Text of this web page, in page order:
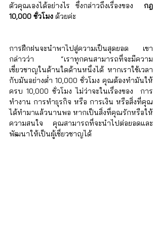
ตัวคุณเองได้อย่างไร ซึ่งกล่าวถึงเรื่องของ กฎ
10,000 ชั่วโมง ด้วยค่ะ
การฝึกฝนจะนำพาไปสู่ความเป็นสุดยอด เขา
กล่าวว่า “เราทุกคนสามารถที่จะมีความ
เชี่ยวชาญในด้านใดด้านหนึ่งได้ หากเราใช้เวลา
กับมันอย่างต่ำ 10,000 ชั่วโมง คุณต้องทำมันให้
ครบ 10,000 ชั่วโมง ไม่ว่าจะในเรื่องของ  การ
ทำงาน การทำธุรกิจ หรือ การเงิน หรือสิ่งที่คุณ
ได้ทำมาแล้วนานพอ หากเป็นสิ่งที่คุณรักหรือให้
ความสนใจ คุณสามารถที่จะนำไปต่อยอดและ
พัฒนาให้เป็นผู้เชี่ยวชาญได้